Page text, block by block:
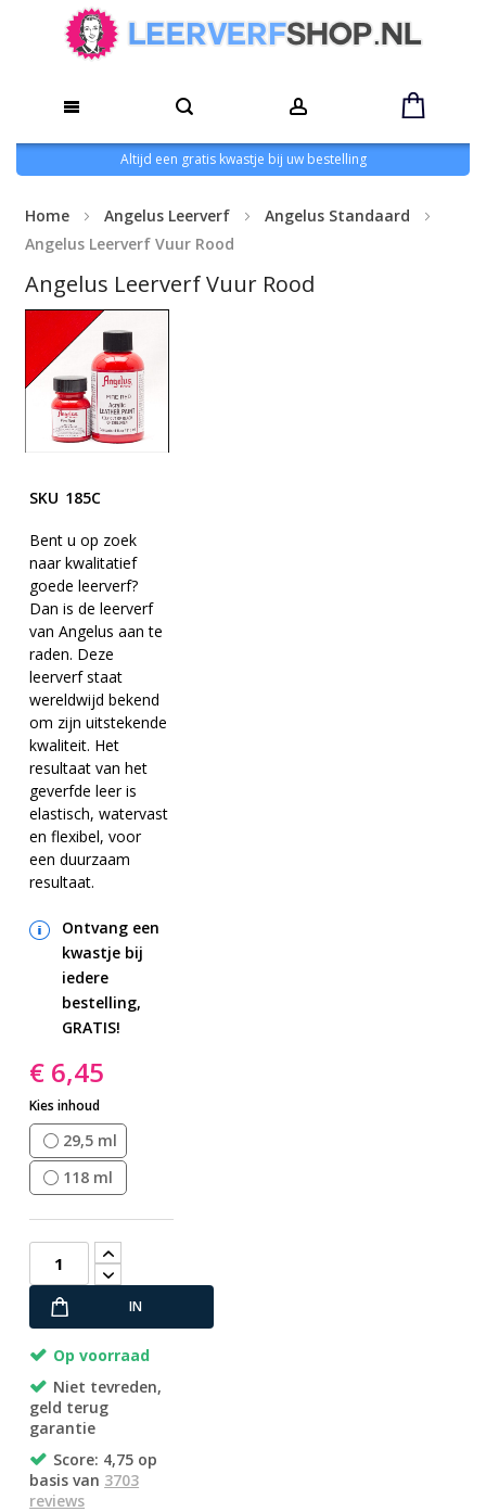
Altijd een gratis kwastje bij uw bestelling
Home Angelus Leerverf
Angelus Standaard
Angelus Leerverf Vuur Rood
Angelus Leerverf Vuur Rood
Ga
het
einde
gallerij
naar
begin
van
de
afbeeldingen-
gallerij
SKU 185C
Bent u op zoek
naar kwalitatief
goede leerverf?
Dan is de leerverf
van Angelus aan te
raden. Deze
leerverf staat
wereldwijd bekend
om zijn uitstekende
kwaliteit. Het
resultaat van het
geverfde leer is
elastisch, watervast
en flexibel, voor
een duurzaam
resultaat.
Ontvang een
kwastje bij
iedere
bestelling,
GRATIS!
€ 6,45
Kies inhoud
29,5 ml
118 ml
IN
WINKELWAGEN
Op voorraad
Niet tevreden,
geld terug
garantie
Score: 4,75 op
basis van 3703
reviews